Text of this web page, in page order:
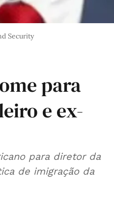
Security
para
e ex-
para diretor da